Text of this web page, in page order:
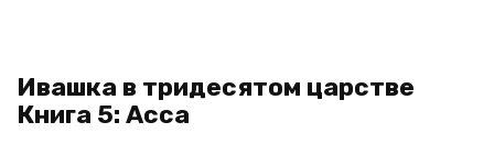
Ивашка в тридесятом царстве
Книга 5: Асса